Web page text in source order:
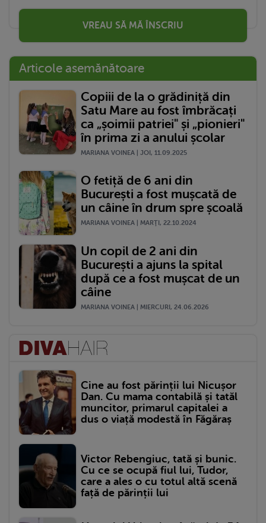
VREAU SĂ MĂ ÎNSCRIU
Articole asemănătoare
Copiii de la o grădiniță din
Satu Mare au fost îmbrăcați
ca „șoimii patriei" și „pionieri"
în prima zi a anului școlar
MARIANA VOINEA | JOI, 11.09.2025
O fetiță de 6 ani din
București a fost mușcată de
un câine în drum spre școală
MARIANA VOINEA | MARŢI, 22.10.2024
Un copil de 2 ani din
București a ajuns la spital
după ce a fost mușcat de un
câine
MARIANA VOINEA | MIERCURI, 24.06.2026
Cine au fost părinții lui Nicușor
Dan. Cu mama contabilă și tatăl
muncitor, primarul capitalei a
dus o viață modestă în Făgăraș
Victor Rebengiuc, tată și bunic.
Cu ce se ocupă fiul lui, Tudor,
care a ales o cu totul altă scenă
față de părinții lui